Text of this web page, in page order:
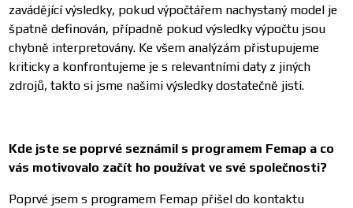
zavádějící výsledky, pokud výpočtářem nachystaný model je
špatně definován, případně pokud výsledky výpočtu jsou
chybně interpretovány. Ke všem analýzám přistupujeme
kriticky a konfrontujeme je s relevantními daty z jiných
zdrojů, takto si jsme našimi výsledky dostatečně jisti.
Kde jste se poprvé seznámil s programem Femap a co
vás motivovalo začít ho používat ve své společnosti?
Poprvé jsem s programem Femap přišel do kontaktu